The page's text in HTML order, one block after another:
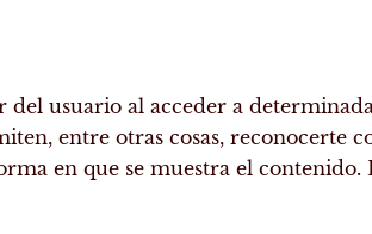
usuario al acceder a
entre otras cosas, reconocerte
en que se muestra el contenido.